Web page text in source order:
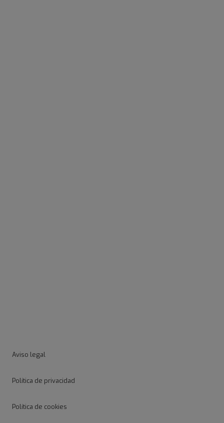
Aviso legal
Política de privacidad
Política de cookies